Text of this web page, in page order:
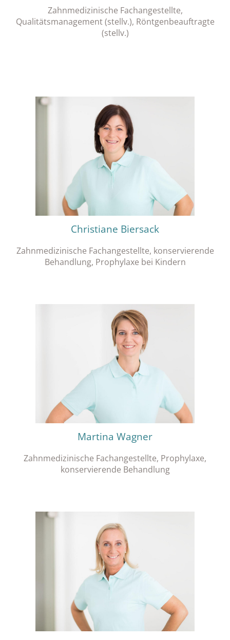
Zahnmedizinische Fachangestellte,
Qualitätsmanagement (stellv.), Röntgenbeauftragte
(stellv.)
Christiane Biersack
Zahnmedizinische Fachangestellte, konservierende
Behandlung, Prophylaxe bei Kindern
Martina Wagner
Zahnmedizinische Fachangestellte, Prophylaxe,
konservierende Behandlung